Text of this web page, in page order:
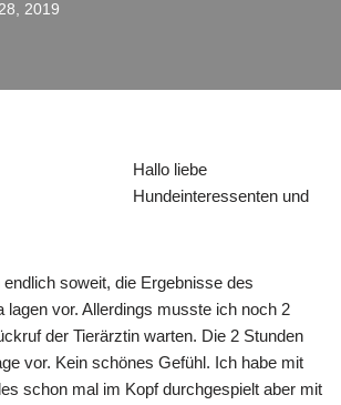
2019
Hallo liebe
Hundeinteressenten und
soweit, die Ergebnisse des
lagen vor. Allerdings musste ich noch 2
der Tierärztin warten. Die 2 Stunden
vor. Kein schönes Gefühl. Ich habe mit
schon mal im Kopf durchgespielt aber mit